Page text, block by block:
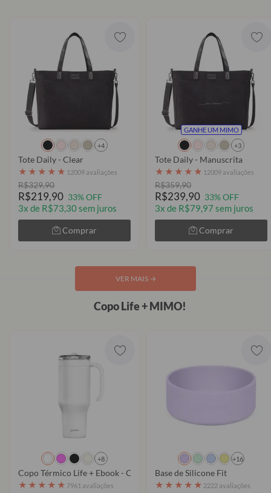
+4
Tote Daily - Clear
★ ★ ★ ★ ★ 12009 avaliações
R$329,90
R$219,90 33% OFF
3x de R$73,30 sem juros
Comprar
GANHE UM MIMO
+3
Tote Daily - Manuscrita
★ ★ ★ ★ ★ 12009 avaliações
R$359,90
R$239,90 33% OFF
3x de R$79,97 sem juros
Comprar
VER MAIS →
Copo Life + MIMO!
+8
Copo Térmico Life + Ebook - Clear
★ ★ ★ ★ ★ 7961 avaliações
+16
Base de Silicone Fit
★ ★ ★ ★ ★ 2222 avaliações